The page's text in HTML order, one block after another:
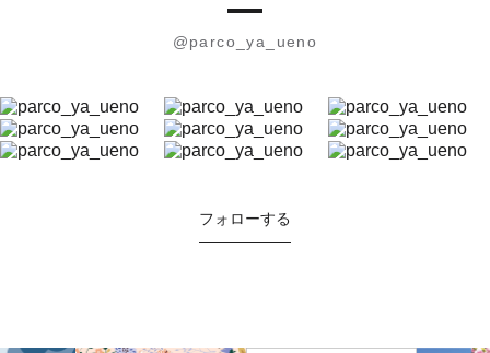
@parco_ya_ueno
フォローする